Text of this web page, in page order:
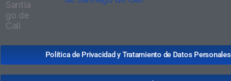
Política de Privacidad y Tratamiento de Datos Personales